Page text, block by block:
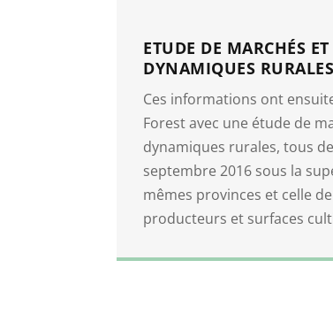
ETUDE DE MARCHÉS
DYNAMIQUES RURALES
Ces informations ont
Forest avec une étude de
dynamiques rurales, tous
septembre 2016 sous la
mêmes provinces et celle
producteurs et surfaces